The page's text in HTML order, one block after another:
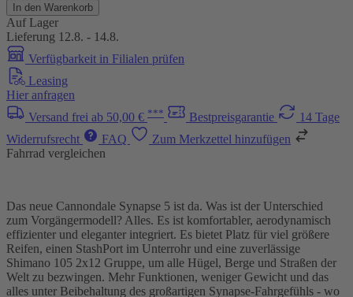
In den Warenkorb
Auf Lager
Lieferung 12.8. - 14.8.
Verfügbarkeit in Filialen prüfen
Leasing
Hier anfragen
Versand frei ab 50,00 € *** Bestpreisgarantie
14 Tage
Widerrufsrecht
FAQ
Zum Merkzettel hinzufügen
Fahrrad vergleichen
Das neue Cannondale Synapse 5 ist da. Was ist der Unterschied
zum Vorgängermodell? Alles. Es ist komfortabler, aerodynamisch
effizienter und eleganter integriert. Es bietet Platz für viel größere
Reifen, einen StashPort im Unterrohr und eine zuverlässige
Shimano 105 2x12 Gruppe, um alle Hügel, Berge und Straßen der
Welt zu bezwingen. Mehr Funktionen, weniger Gewicht und das
alles unter Beibehaltung des großartigen Synapse-Fahrgefühls - wo